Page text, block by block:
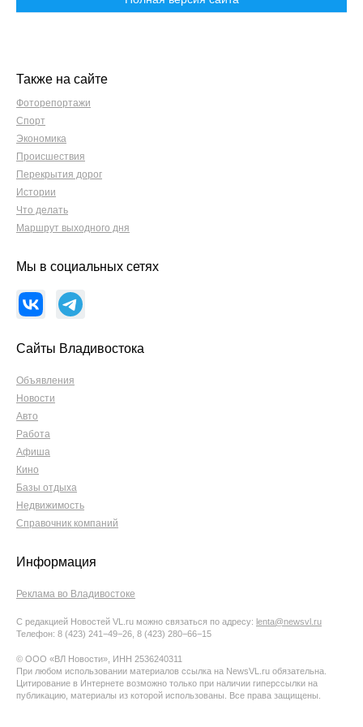
Также на сайте
Фоторепортажи
Спорт
Экономика
Происшествия
Перекрытия дорог
Истории
Что делать
Маршрут выходного дня
Мы в социальных сетях
Сайты Владивостока
Объявления
Новости
Авто
Работа
Афиша
Кино
Базы отдыха
Недвижимость
Справочник компаний
Информация
Реклама во Владивостоке
С редакцией Новостей VL.ru можно связаться по адресу: lenta@newsvl.ru
Телефон: 8 (423) 241−49−26, 8 (423) 280−66−15
© ООО «ВЛ Новости», ИНН 2536240311
При любом использовании материалов ссылка на NewsVL.ru обязательна.
Цитирование в Интернете возможно только при наличии гиперссылки на
публикацию, материалы из которой использованы. Все права защищены.